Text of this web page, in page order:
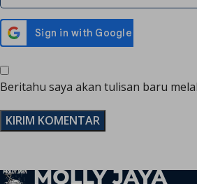
Beritahu saya akan tulisan baru